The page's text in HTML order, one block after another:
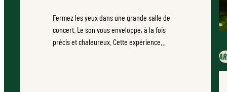
Fermez les yeux dans une grande salle de
concert. Le son vous enveloppe, à la fois
précis et chaleureux. Cette expérience